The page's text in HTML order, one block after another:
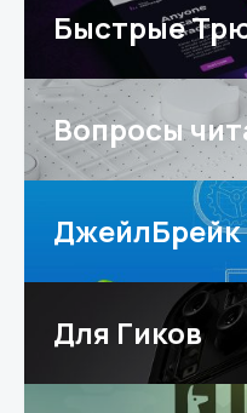
Быстрые
Вопросы
ДжейлБрейк
Для Гиков